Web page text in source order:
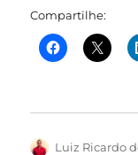
Compartilhe:
Autor
Luiz Ricardo